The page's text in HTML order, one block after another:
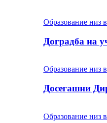
Образование низ
Доградба на
Образование низ
Досегашни
Образование низ